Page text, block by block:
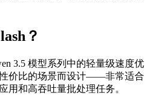
？
3.5 模型系列中的轻量级速度优
价比的场景而设计——非常适合
用和高吞吐量批处理任务。